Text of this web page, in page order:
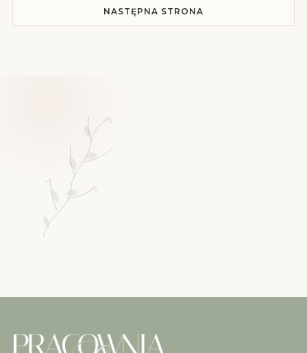
NASTĘPNA STRONA